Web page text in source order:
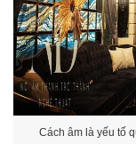
Cách âm là yếu tố